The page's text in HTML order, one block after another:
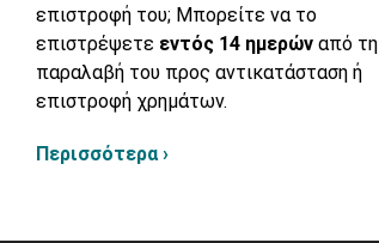
επιστροφή του; Μπορείτε να το
επιστρέψετε εντός 14 ημερών από τη
παραλαβή του προς αντικατάσταση ή
επιστροφή χρημάτων.
Περισσότερα ›